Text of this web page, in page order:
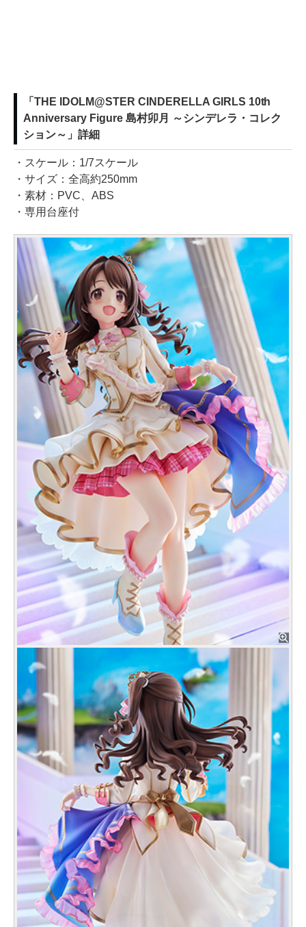
「THE IDOLM@STER CINDERELLA GIRLS 10th
Anniversary Figure 島村卯月 ～シンデレラ・コレク
ション～」詳細
・スケール：1/7スケール
・サイズ：全高約250mm
・素材：PVC、ABS
・専用台座付